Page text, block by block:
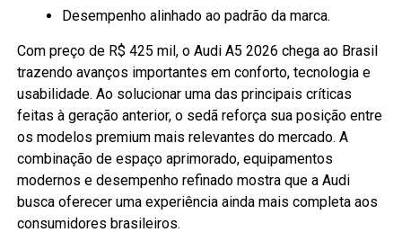
Desempenho alinhado ao padrão da marca.
Com preço de R$ 425 mil, o Audi A5 2026 chega ao Brasil
trazendo avanços importantes em conforto, tecnologia e
usabilidade. Ao solucionar uma das principais críticas
feitas à geração anterior, o sedã reforça sua posição entre
os modelos premium mais relevantes do mercado. A
combinação de espaço aprimorado, equipamentos
modernos e desempenho refinado mostra que a Audi
busca oferecer uma experiência ainda mais completa aos
consumidores brasileiros.